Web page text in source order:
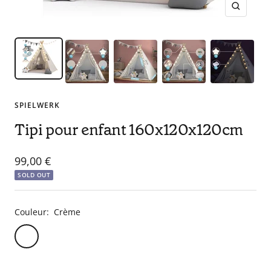
que
parents
pour
votre
la
grossesse
Zoom
SPIELWERK
Tipi pour enfant 160x120x120cm
Sale
price
99,00 €
SOLD OUT
Couleur: Crème
Crème